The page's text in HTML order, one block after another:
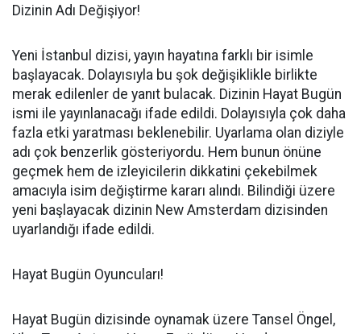
Dizinin Adı Değişiyor!
Yeni İstanbul dizisi, yayın hayatına farklı bir isimle
başlayacak. Dolayısıyla bu şok değişiklikle birlikte
merak edilenler de yanıt bulacak. Dizinin Hayat Bugün
ismi ile yayınlanacağı ifade edildi. Dolayısıyla çok daha
fazla etki yaratması beklenebilir. Uyarlama olan diziyle
adı çok benzerlik gösteriyordu. Hem bunun önüne
geçmek hem de izleyicilerin dikkatini çekebilmek
amacıyla isim değiştirme kararı alındı. Bilindiği üzere
yeni başlayacak dizinin New Amsterdam dizisinden
uyarlandığı ifade edildi.
Hayat Bugün Oyuncuları!
Hayat Bugün dizisinde oynamak üzere Tansel Öngel,